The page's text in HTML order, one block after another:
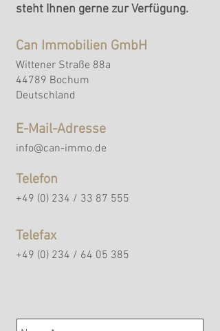
steht Ihnen gerne zur Verfügung.
Can Immobilien GmbH
Wittener Straße 88a
44789 Bochum
Deutschland
E-Mail-Adresse
info@can-immo.de
Telefon
+49 (0) 234 / 33 87 555
Telefax
+49 (0) 234 / 64 05 385